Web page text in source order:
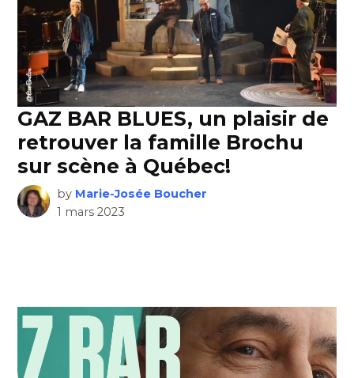
GAZ BAR BLUES, un plaisir de
retrouver la famille Brochu
sur scène à Québec!
by Marie-Josée Boucher
1 mars 2023